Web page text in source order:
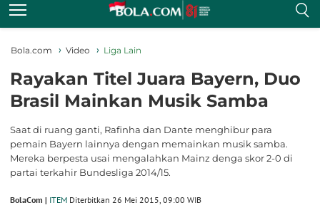
Bola.com Video Liga Lain
Rayakan Titel Juara Bayern, Duo
Brasil Mainkan Musik Samba
Saat di ruang ganti, Rafinha dan Dante menghibur para
pemain Bayern lainnya dengan memainkan musik samba.
Mereka berpesta usai mengalahkan Mainz denga skor 2-0 di
partai terkahir Bundesliga 2014/15.
BolaCom | ITEM Diterbitkan 26 Mei 2015, 09:00 WIB